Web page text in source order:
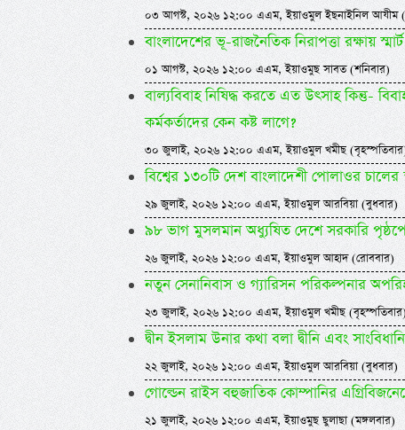
০৩ আগস্ট, ২০২৬ ১২:০০ এএম, ইয়াওমুল ইছনাইনিল আযীম
বাংলাদেশের ভূ-রাজনৈতিক নিরাপত্তা রক্ষায়
০১ আগস্ট, ২০২৬ ১২:০০ এএম, ইয়াওমুছ সাবত (শনিবার)
বাল্যবিবাহ নিষিদ্ধ করতে এত উৎসাহ কিন্তু-
কর্মকর্তাদের কেন কষ্ট লাগে?
৩০ জুলাই, ২০২৬ ১২:০০ এএম, ইয়াওমুল খমীছ
বিশ্বের ১৩০টি দেশ বাংলাদেশী পোলাওর
২৯ জুলাই, ২০২৬ ১২:০০ এএম, ইয়াওমুল আরবিয়া (বুধবার)
৯৮ ভাগ মুসলমান অধ্যুষিত দেশে সরকারি
২৬ জুলাই, ২০২৬ ১২:০০ এএম, ইয়াওমুল আহাদ (রোববার)
নতুন সেনানিবাস ও গ্যারিসন পরিকল্পনার
২৩ জুলাই, ২০২৬ ১২:০০ এএম, ইয়াওমুল খমীছ (বৃহস্পতিবার)
দ্বীন ইসলাম উনার কথা বলা দ্বীনি এবং
২২ জুলাই, ২০২৬ ১২:০০ এএম, ইয়াওমুল আরবিয়া (বুধবার)
গোল্ডেন রাইস বহুজাতিক কোম্পানির
২১ জুলাই, ২০২৬ ১২:০০ এএম, ইয়াওমুছ ছুলাছা (মঙ্গলবার)